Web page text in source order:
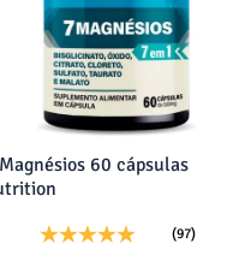
60 cápsulas
(97)